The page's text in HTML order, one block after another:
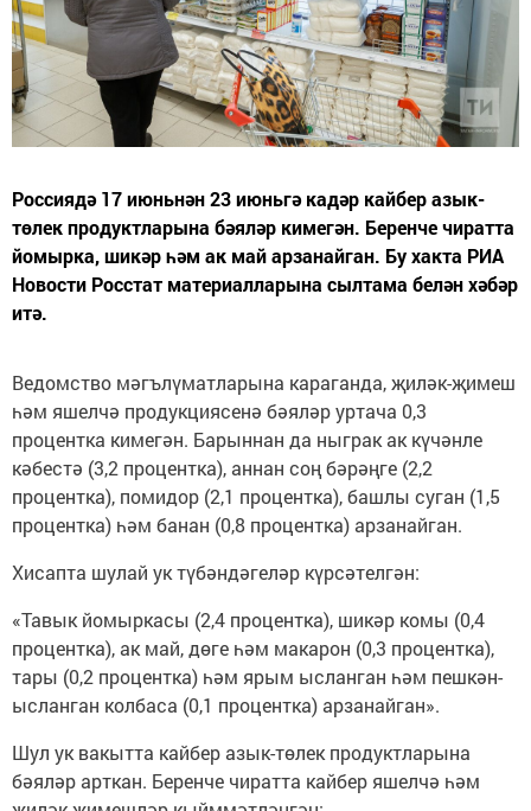
Россиядә 17 июньнән 23 июньгә кадәр кайбер азык-
төлек продуктларына бәяләр кимегән. Беренче чиратта
йомырка, шикәр һәм ак май арзанайган. Бу хакта РИА
Новости Росстат материалларына сылтама белән хәбәр
итә.
Ведомство мәгълүматларына караганда, җиләк-җимеш
һәм яшелчә продукциясенә бәяләр уртача 0,3
процентка кимегән. Барыннан да ныграк ак күчәнле
кәбестә (3,2 процентка), аннан соң бәрәңге (2,2
процентка), помидор (2,1 процентка), башлы суган (1,5
процентка) һәм банан (0,8 процентка) арзанайган.
Хисапта шулай ук түбәндәгеләр күрсәтелгән:
«Тавык йомыркасы (2,4 процентка), шикәр комы (0,4
процентка), ак май, дөге һәм макарон (0,3 процентка),
тары (0,2 процентка) һәм ярым ысланган һәм пешкән-
ысланган колбаса (0,1 процентка) арзанайган».
Шул ук вакытта кайбер азык-төлек продуктларына
бәяләр арткан. Беренче чиратта кайбер яшелчә һәм